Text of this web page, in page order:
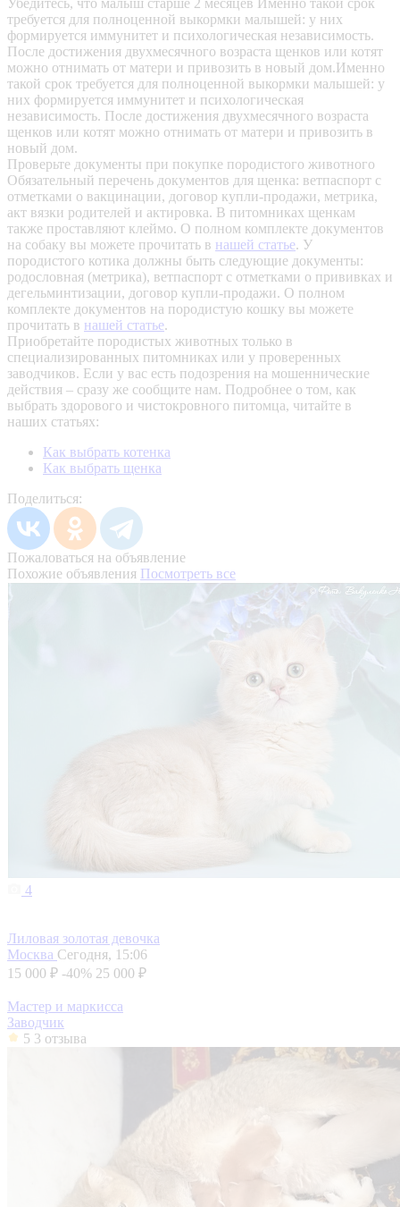
Убедитесь, что малыш старше 2 месяцев Именно такой срок
требуется для полноценной выкормки малышей: у них
формируется иммунитет и психологическая независимость.
После достижения двухмесячного возраста щенков или котят
можно отнимать от матери и привозить в новый дом.Именно
такой срок требуется для полноценной выкормки малышей: у
них формируется иммунитет и психологическая
независимость. После достижения двухмесячного возраста
щенков или котят можно отнимать от матери и привозить в
новый дом.
Проверьте документы при покупке породистого животного
Обязательный перечень документов для щенка: ветпаспорт с
отметками о вакцинации, договор купли-продажи, метрика,
акт вязки родителей и актировка. В питомниках щенкам
также проставляют клеймо. О полном комплекте документов
на собаку вы можете прочитать в нашей статье. У
породистого котика должны быть следующие документы:
родословная (метрика), ветпаспорт с отметками о прививках и
дегельминтизации, договор купли-продажи. О полном
комплекте документов на породистую кошку вы можете
прочитать в нашей статье.
Приобретайте породистых животных только в
специализированных питомниках или у проверенных
заводчиков. Если у вас есть подозрения на мошеннические
действия – сразу же сообщите нам. Подробнее о том, как
выбрать здорового и чистокровного питомца, читайте в
наших статьях:
Как выбрать котенка
Как выбрать щенка
Поделиться:
Пожаловаться на объявление
Похожие объявления Посмотреть все
4
Лиловая золотая девочка
Москва Сегодня, 15:06
15 000 ₽ -40% 25 000 ₽
Мастер и маркисса
Заводчик
5 3 отзыва